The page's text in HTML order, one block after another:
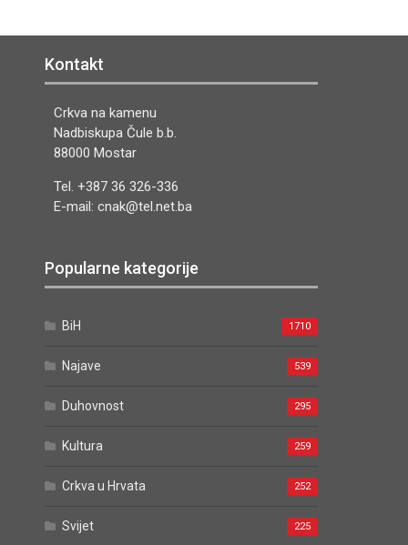
Kontakt
Crkva na kamenu
Nadbiskupa Čule b.b.
88000 Mostar
Tel. +387 36 326-336
E-mail: cnak@tel.net.ba
Popularne kategorije
BiH 1710
Najave 539
Duhovnost 295
Kultura 259
Crkva u Hrvata 252
Svijet 225